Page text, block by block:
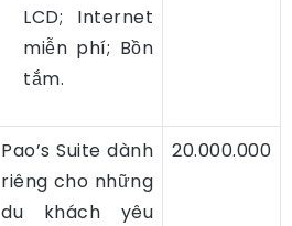
LCD; Internet
miễn phí; Bồn
tắm.
Pao’s Suite dành
riêng cho những
du khách yêu
20.000.000